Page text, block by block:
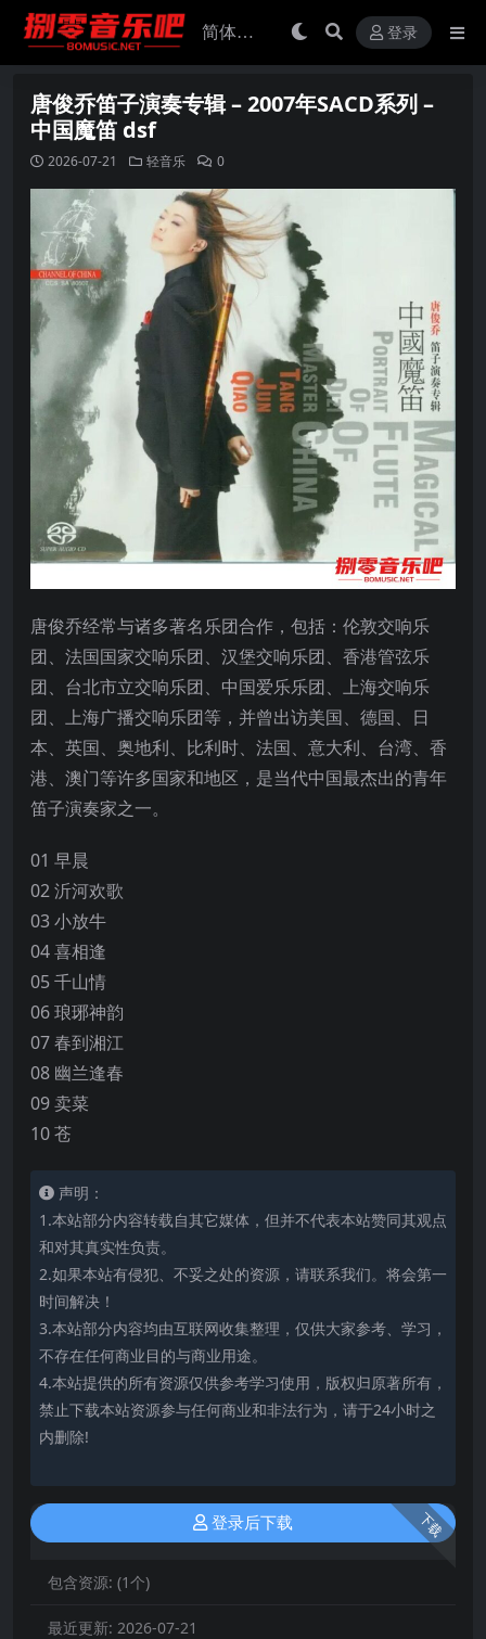
登录
唐俊乔笛子演奏专辑 – 2007年SACD系列 –
中国魔笛 dsf
2026-07-21 轻音乐 0
唐俊乔经常与诸多著名乐团合作，包括：伦敦交响乐
团、法国国家交响乐团、汉堡交响乐团、香港管弦乐
团、台北市立交响乐团、中国爱乐乐团、上海交响乐
团、上海广播交响乐团等，并曾出访美国、德国、日
本、英国、奥地利、比利时、法国、意大利、台湾、香
港、澳门等许多国家和地区，是当代中国最杰出的青年
笛子演奏家之一。
01 早晨
02 沂河欢歌
03 小放牛
04 喜相逢
05 千山情
06 琅琊神韵
07 春到湘江
08 幽兰逢春
09 卖菜
10 苍
声明：
1.本站部分内容转载自其它媒体，但并不代表本站赞同其观点
和对其真实性负责。
2.如果本站有侵犯、不妥之处的资源，请联系我们。将会第一
时间解决！
3.本站部分内容均由互联网收集整理，仅供大家参考、学习，
不存在任何商业目的与商业用途。
4.本站提供的所有资源仅供参考学习使用，版权归原著所有，
禁止下载本站资源参与任何商业和非法行为，请于24小时之
内删除!
下载
登录后下载
包含资源: (1个)
最近更新: 2026-07-21